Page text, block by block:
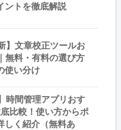
ントを徹底解説
】文章校正ツールお
無料・有料の選び方
使い分け
時間管理アプリおす
比較！使い方からポ
しく紹介（無料あ